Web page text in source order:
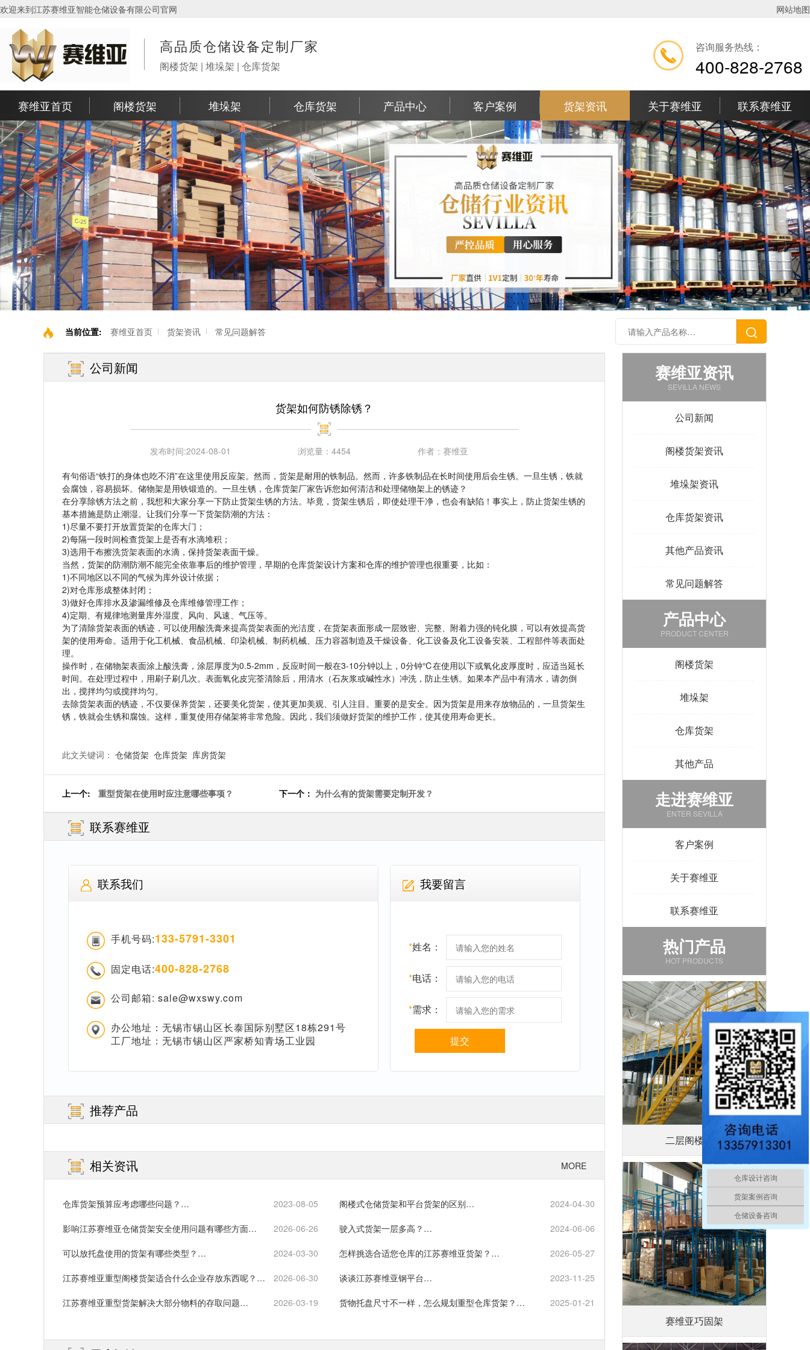
欢迎来到江苏赛维亚智能仓储设备有限公司官网 网站地图
高品质仓储设备定制厂家
阁楼货架 | 堆垛架 | 仓库货架
咨询服务热线：
400-828-2768
赛维亚首页 阁楼货架 堆垛架 仓库货架 产品中心 客户案例 货架资讯 关于赛维亚 联系赛维亚
当前位置: 赛维亚首页 货架资讯 常见问题解答
公司新闻
货架如何防锈除锈？
发布时间:2024-08-01 浏览量： 4454 作者： 赛维亚
有句俗语“铁打的身体也吃不消”在这里使用反应架。然而， 货架是耐用的铁制品。然而，许多铁制品在长时间使用后会生锈。一旦生锈，铁就
会腐蚀，容易损坏。储物架是用铁锻造的。一旦生锈，仓库货架厂家告诉您如何清洁和处理储物架上的锈迹？
在分享除锈方法之前，我想和大家分享一下防止货架生锈的方法。毕竟，货架生锈后，即使处理干净，也会有缺陷！事实上，防止货架生锈的
基本措施是防止潮湿。让我们分享一下货架防潮的方法：
1)尽量不要打开放置货架的仓库大门；
2)每隔一段时间检查货架上是否有水滴堆积；
3)选用干布擦洗货架表面的水滴，保持货架表面干燥。
当然，货架的防潮防潮不能完全依靠事后的维护管理，早期的仓库货架设计方案和仓库的维护管理也很重要，比如：
1)不同地区以不同的气候为库外设计依据；
2)对仓库形成整体封闭；
3)做好仓库排水及渗漏维修及仓库维修管理工作；
4)定期、有规律地测量库外湿度、风向、风速、气压等。
为了清除货架表面的锈迹，可以使用酸洗膏来提高货架表面的光洁度，在货架表面形成一层致密、完整、附着力强的钝化膜，可以有效提高货
架的使用寿命。适用于化工机械、食品机械、印染机械、制药机械、压力容器制造及干燥设备、化工设备及化工设备安装、工程部件等表面处
理。
操作时，在储物架表面涂上酸洗膏，涂层厚度为0.5-2mm，反应时间一般在3-10分钟以上，0分钟℃在使用以下或氧化皮厚度时，应适当延长
时间。在处理过程中，用刷子刷几次。表面氧化皮完荃清除后，用清水（石灰浆或碱性水）冲洗，防止生锈。如果本产品中有清水，请勿倒
出，搅拌均匀或搅拌均匀。
去除货架表面的锈迹，不仅要保养货架，还要美化货架，使其更加美观、引人注目。重要的是安全。因为货架是用来存放物品的，一旦货架生
锈，铁就会生锈和腐蚀。这样，重复使用存储架将非常危险。因此，我们须做好货架的维护工作，使其使用寿命更长。
此文关键词： 仓储货架 仓库货架 库房货架
上一个: 重型货架在使用时应注意哪些事项？ 下一个： 为什么有的货架需要定制开发？
联系赛维亚
联系我们
手机号码:133-5791-3301
固定电话:400-828-2768
公司邮箱: sale@wxswy.com
办公地址：无锡市锡山区长泰国际别墅区18栋291号
工厂地址：无锡市锡山区严家桥知青场工业园
我要留言
*姓名：
*电话：
*需求：
提交
推荐产品
相关资讯 MORE
仓库货架预算应考虑哪些问题？… 2023-08-05 阁楼式仓储货架和平台货架的区别… 2024-04-30
影响江苏赛维亚仓储货架安全使用问题有哪些方面
2026-06-26 驶入式货架一层多高？… 2024-06-06
可以放托盘使用的货架有哪些类型？… 2024-03-30 怎样挑选合适您仓库的江苏赛维亚货架？… 2026-05-27
江苏赛维亚重型阁楼货架适合什么企业存放东西呢？… 2026-06-30 谈谈江苏赛维亚钢平台… 2023-11-25
江苏赛维亚重型货架解决大部分物料的存取问题… 2026-03-19 货物托盘尺寸不一样，怎么规划重型仓库货架？… 2025-01-21
赛维亚资讯
SEVILLA NEWS
公司新闻
阁楼货架资讯
堆垛架资讯
仓库货架资讯
其他产品资讯
常见问题解答
产品中心
PRODUCT CENTER
阁楼货架
堆垛架
仓库货架
其他产品
走进赛维亚
ENTER SEVILLA
客户案例
关于赛维亚
联系赛维亚
热门产品
HOT PRODUCTS
二层阁楼平台
赛维亚巧固架
仓库设计咨询
货架案例咨询
仓储设备咨询